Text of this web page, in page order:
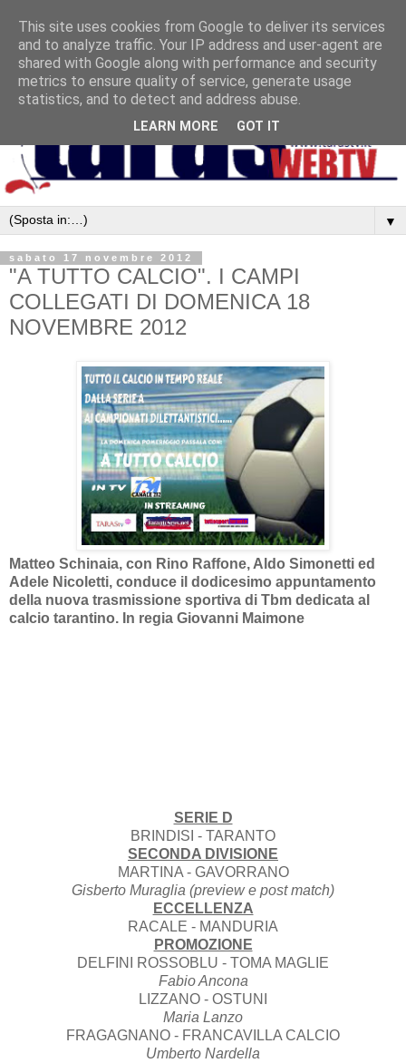
▼
sabato 17 novembre 2012
"A TUTTO CALCIO". I CAMPI
COLLEGATI DI DOMENICA 18
NOVEMBRE 2012
Matteo Schinaia, con Rino Raffone, Aldo Simonetti ed
Adele Nicoletti, conduce il dodicesimo appuntamento
della nuova trasmissione sportiva di Tbm dedicata al
calcio tarantino. In regia Giovanni Maimone
SERIE D
BRINDISI - TARANTO
SECONDA DIVISIONE
MARTINA - GAVORRANO
Gisberto Muraglia (preview e post match)
ECCELLENZA
RACALE - MANDURIA
PROMOZIONE
DELFINI ROSSOBLU - TOMA MAGLIE
Fabio Ancona
LIZZANO - OSTUNI
Maria Lanzo
FRAGAGNANO - FRANCAVILLA CALCIO
Umberto Nardella
This site uses cookies from Google to deliver its services
and to analyze traffic. Your IP address and user-agent are
shared with Google along with performance and security
metrics to ensure quality of service, generate usage
statistics, and to detect and address abuse.
LEARN MORE GOT IT